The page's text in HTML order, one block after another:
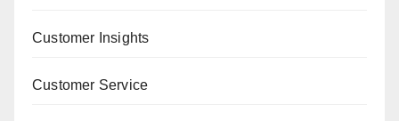
Customer Insights
Customer Service